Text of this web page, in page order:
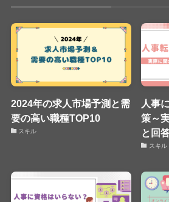
2024年の求人市場予測と需
要の高い職種TOP10
スキル
人事
策～
と回
スキル